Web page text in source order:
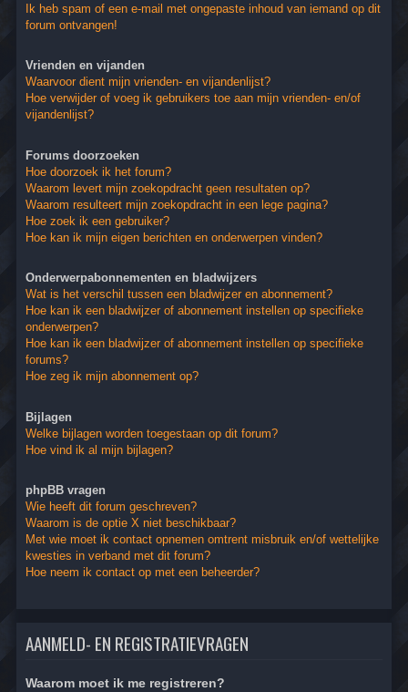
Ik heb spam of een e-mail met ongepaste inhoud van iemand op dit
forum ontvangen!
Vrienden en vijanden
Waarvoor dient mijn vrienden- en vijandenlijst?
Hoe verwijder of voeg ik gebruikers toe aan mijn vrienden- en/of
vijandenlijst?
Forums doorzoeken
Hoe doorzoek ik het forum?
Waarom levert mijn zoekopdracht geen resultaten op?
Waarom resulteert mijn zoekopdracht in een lege pagina?
Hoe zoek ik een gebruiker?
Hoe kan ik mijn eigen berichten en onderwerpen vinden?
Onderwerpabonnementen en bladwijzers
Wat is het verschil tussen een bladwijzer en abonnement?
Hoe kan ik een bladwijzer of abonnement instellen op specifieke
onderwerpen?
Hoe kan ik een bladwijzer of abonnement instellen op specifieke
forums?
Hoe zeg ik mijn abonnement op?
Bijlagen
Welke bijlagen worden toegestaan op dit forum?
Hoe vind ik al mijn bijlagen?
phpBB vragen
Wie heeft dit forum geschreven?
Waarom is de optie X niet beschikbaar?
Met wie moet ik contact opnemen omtrent misbruik en/of wettelijke
kwesties in verband met dit forum?
Hoe neem ik contact op met een beheerder?
AANMELD- EN REGISTRATIEVRAGEN
Waarom moet ik me registreren?